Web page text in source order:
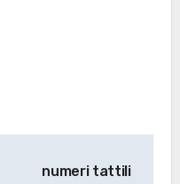
numeri tattili